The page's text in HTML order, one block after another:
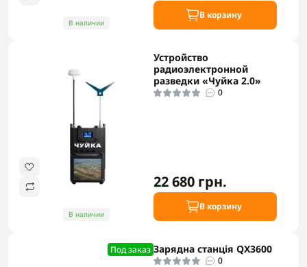
В наличии
В корзину
В наличии
Устройство
радиоэлектронной
разведки «Чуйка 2.0»
0
22 680 грн.
В корзину
Под заказ Зарядна станція QX3600
0